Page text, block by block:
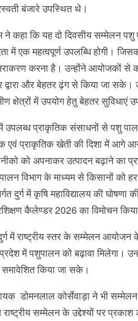
बंजारे उपस्थित थे।
कहा कि यह दो दिवसीय सम्मेलन पशु
में एक महत्वपूर्ण उपलब्धि होगी।
करना है। उन्होंने आयोजकों
और बेहतर ढ़ंग से किया जा
में उपयोग हेतु बेहतर सुविधाएं
उपलब्ध प्राकृतिक संसाधनों से पशु
एवं प्राकृतिक खेती की दिशा में आगे
को अपनाकर उत्पादन बढ़ाने
विभाग के माध्यम से किसानों को
दुर्ग में कृषि महाविद्यालय की
कैलेण्डर 2026 का विमोचन
में राष्ट्रीय स्तर के सम्मेलन
में पशुपालन को बढ़ावा मिलेगा।
समावेशित किया जा सके।
डोमनलाल कोर्सेवाड़ा ने भी
सम्मेलन के उद्देश्यों पर प्रकाश